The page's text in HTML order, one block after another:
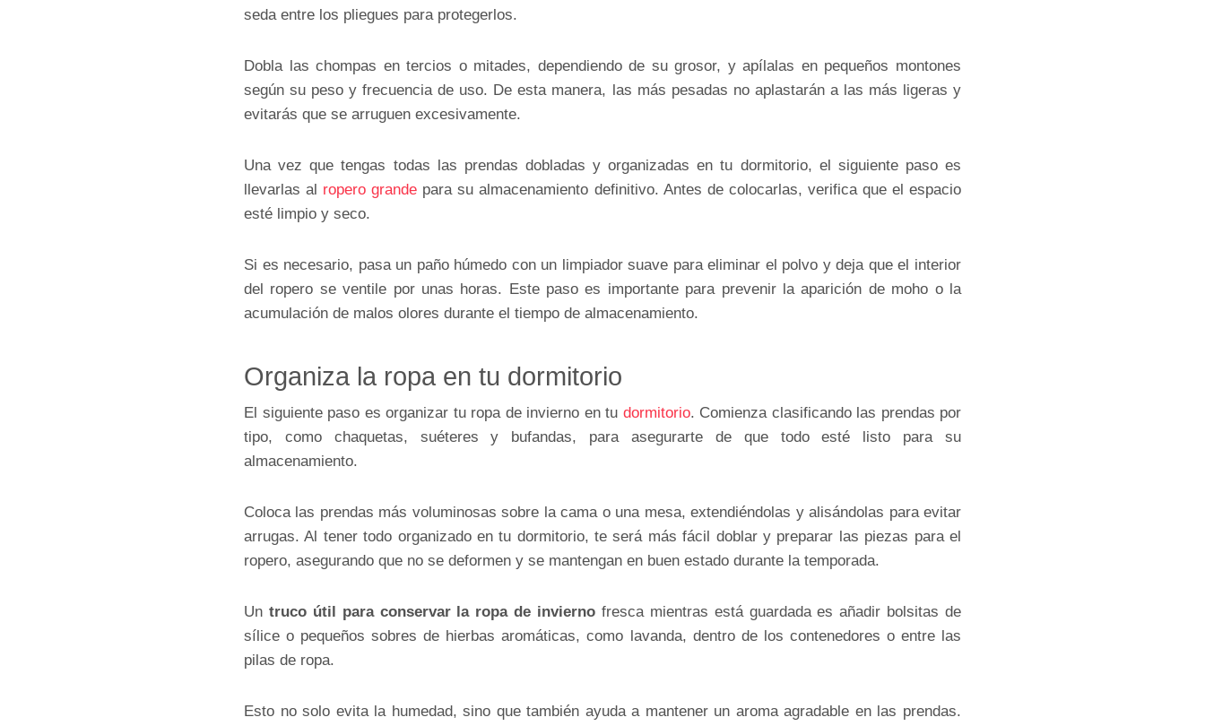
seda entre los pliegues para protegerlos.
Dobla las chompas en tercios o mitades, dependiendo de su grosor, y apílalas en pequeños montones
según su peso y frecuencia de uso. De esta manera, las más pesadas no aplastarán a las más ligeras y
evitarás que se arruguen excesivamente.
Una vez que tengas todas las prendas dobladas y organizadas en tu dormitorio, el siguiente paso es
llevarlas al ropero grande para su almacenamiento definitivo. Antes de colocarlas, verifica que el espacio
esté limpio y seco.
Si es necesario, pasa un paño húmedo con un limpiador suave para eliminar el polvo y deja que el interior
del ropero se ventile por unas horas. Este paso es importante para prevenir la aparición de moho o la
acumulación de malos olores durante el tiempo de almacenamiento.
Organiza la ropa en tu dormitorio
El siguiente paso es organizar tu ropa de invierno en tu dormitorio. Comienza clasificando las prendas por
tipo, como chaquetas, suéteres y bufandas, para asegurarte de que todo esté listo para su
almacenamiento.
Coloca las prendas más voluminosas sobre la cama o una mesa, extendiéndolas y alisándolas para evitar
arrugas. Al tener todo organizado en tu dormitorio, te será más fácil doblar y preparar las piezas para el
ropero, asegurando que no se deformen y se mantengan en buen estado durante la temporada.
Un truco útil para conservar la ropa de invierno fresca mientras está guardada es añadir bolsitas de
sílice o pequeños sobres de hierbas aromáticas, como lavanda, dentro de los contenedores o entre las
pilas de ropa.
Esto no solo evita la humedad, sino que también ayuda a mantener un aroma agradable en las prendas.